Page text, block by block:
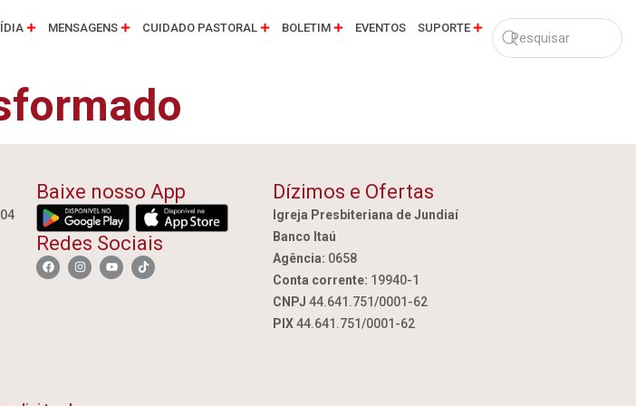
MENSAGENS CUIDADO PASTORAL BOLETIM EVENTOS SUPORTE
Baixe nosso App
Redes Sociais
Dízimos e Ofertas
Igreja Presbiteriana de Jundiaí
Banco Itaú
Agência: 0658
Conta corrente: 19940-1
CNPJ 44.641.751/0001-62
PIX44.641.751/0001-62